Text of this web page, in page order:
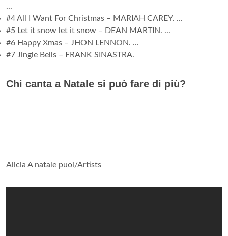
...
#4 All I Want For Christmas – MARIAH CAREY. ...
#5 Let it snow let it snow – DEAN MARTIN. ...
#6 Happy Xmas – JHON LENNON. ...
#7 Jingle Bells – FRANK SINASTRA.
Chi canta a Natale si può fare di più?
Alicia A natale puoi/Artists